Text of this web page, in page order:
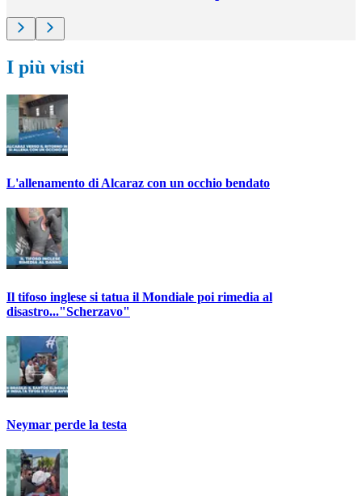
I più visti
L'allenamento di Alcaraz con un occhio bendato
Il tifoso inglese si tatua il Mondiale poi rimedia al
disastro..."Scherzavo"
Neymar perde la testa